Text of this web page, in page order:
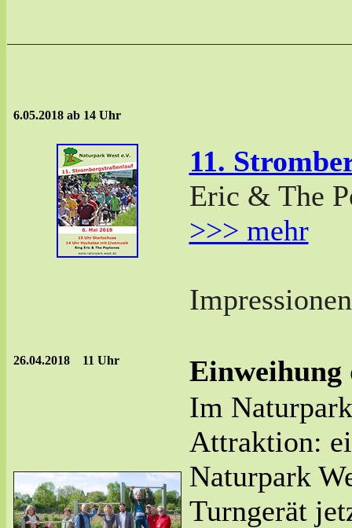
6.05.2018 ab 14 Uhr
11.
Eric & The
>>> mehr
26.04.2018 11 Uhr
Einweihung
Im
Attraktion:
Naturpark
Turngerät